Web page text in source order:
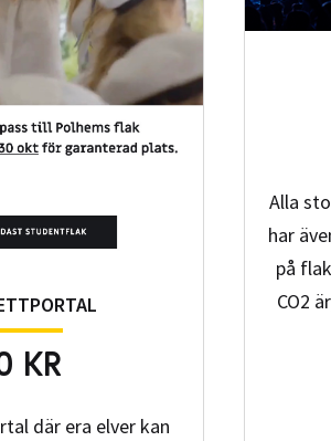
KR
där era elver kan
Alla
har
på
CO2